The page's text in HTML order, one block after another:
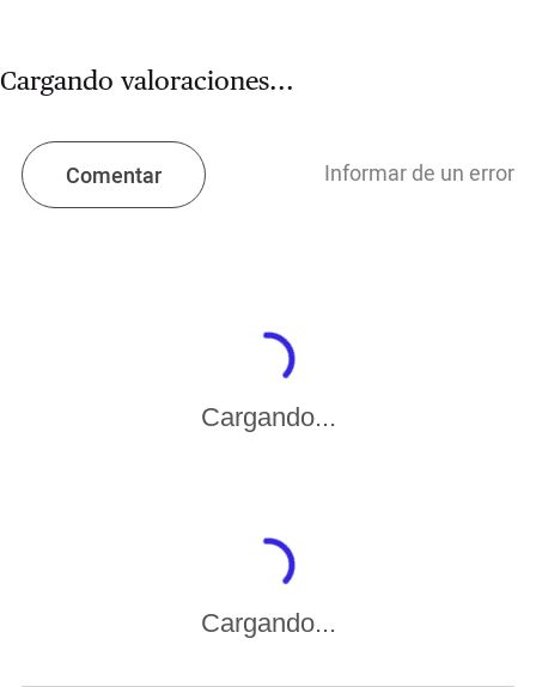
Cargando valoraciones...
Comentar Informar de un error
Cargando...
Cargando...